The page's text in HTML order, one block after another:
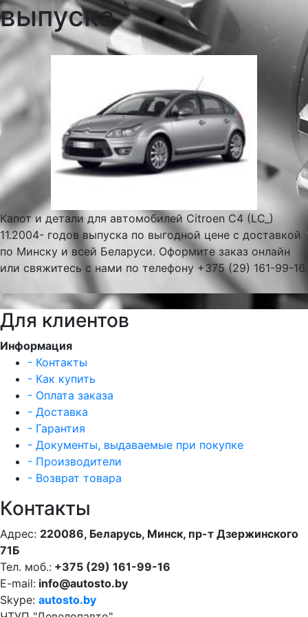
выпуска
Капот и детали для автомобилей Citroen C4 (LC_)
11.2004- годов выпуска по выгодной цене с доставкой
по Минску и всей Беларуси. Оформите заказ онлайн
или свяжитесь с нами по телефону +375 (29) 161-99-16.
Для клиентов
Информация
- Контакты
- Как купить
- Оплата заказа
- Доставка
- Гарантия
- Документы, выдаваемые при покупке
- Производители
- Возврат товара
Контакты
Адрес: 220086, Беларусь, Минск, пр-т Дзержинского
71Б
Тел. моб.: +375 (29) 161-99-16
E-mail: info@autosto.by
Skype: autosto.by